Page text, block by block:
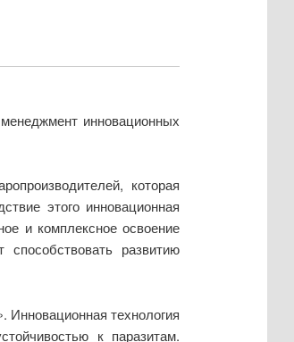
инновационных
которая
этого инновационная
и комплексное освоение
способствовать развитию
Инновационная технология
к паразитам.